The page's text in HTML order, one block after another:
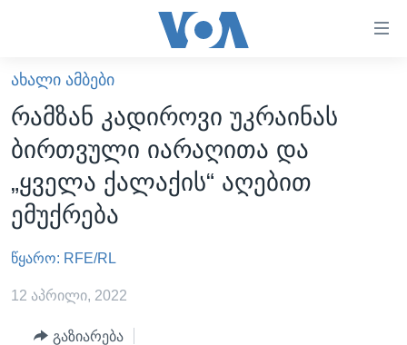
ხელმისაწვდომობისთვის
გადადით
მთავარზე
გადადით
მთავარ
ნავიგაციაზე
გადადით
ძიებაზე
ᲐᲮᲐᲚᲘ ᲐᲛᲑᲔᲑᲘ
ᲡᲐᲥᲐᲠᲗᲕᲔᲚᲝ
ᲐᲨᲨ
ᲐᲨᲨ-ᲘᲡ ᲐᲠᲩᲔᲕᲜᲔᲑᲘ 2024
ᲛᲡᲝᲤᲚᲘᲝ
ᲕᲘᲓᲔᲝᲔᲑᲘ
ᲒᲐᲓᲐᲪᲔᲛᲔᲑᲘ
ᲐᲮᲐᲚᲘ ᲐᲛᲑᲔᲑᲘ
რამზან კადიროვი უკრაინას
ბირთვული იარაღითა და
„ყველა ქალაქის“ აღებით
ემუქრება
წყარო: RFE/RL
12 აპრილი, 2022
გაზიარება